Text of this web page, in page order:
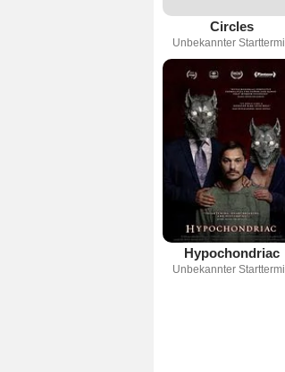
Circles
Unbekannter
Hypochondriac
Unbekannter